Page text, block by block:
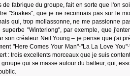
de fabrique du groupe, fait en sorte que l'on
"Snakes", que je ne reconnais pas sur le
qui, trop mollassonne, ne me passionne
"Winterlong", par exemple, que
son créateur Neil Young – je pense que j'ai
"Here Comes Your Man"-"La La Love
: trois excellents morceaux que je suis
qui se masse autour du batteur, qui,